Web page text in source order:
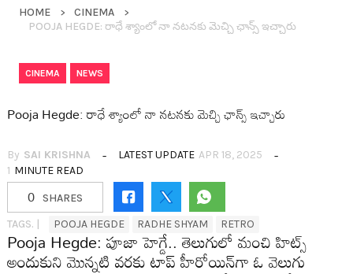
HOME
CINEMA
POOJA HEGDE: రాధే శ్యాంలో నా న‌ట‌న‌కు మెచ్చి ఛాన్స్ ఇచ్చారు
CINEMA NEWS
Pooja Hegde: రాధే శ్యాంలో నా న‌ట‌న‌కు మెచ్చి ఛాన్స్ ఇచ్చారు
By SAI KRISHNA LATEST UPDATE APR 18, 2025
1 MINUTE READ
0
SHARES
TAGS. |
POOJA HEGDE RADHE SHYAM RETRO
Pooja Hegde: పూజా హెగ్డే.. తెలుగులో మంచి హిట్స్
అందుకుని మొన్నటి వ‌ర‌కు టాప్ హీరోయిన్‌గా ఓ వెలుగు